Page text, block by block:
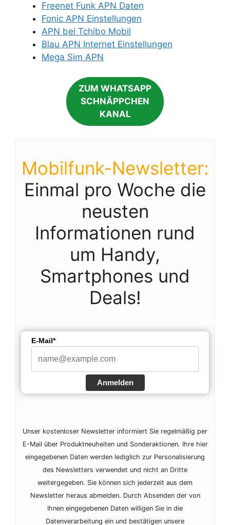
Freenet Funk APN Daten
Fonic APN Einstellungen
APN bei Tchibo Mobil
Blau APN Internet Einstellungen
Mega Sim APN
ZUM WHATSAPP
SCHNÄPPCHEN
KANAL
Mobilfunk-Newsletter:
Einmal pro Woche die
neusten
Informationen rund
um Handy,
Smartphones und
Deals!
E-Mail*
Anmelden
Unser kostenloser Newsletter informiert Sie regelmäßig per
E-Mail über Produktneuheiten und Sonderaktionen. Ihre hier
eingegebenen Daten werden lediglich zur Personalisierung
des Newsletters verwendet und nicht an Dritte
weitergegeben. Sie können sich jederzeit aus dem
Newsletter heraus abmelden. Durch Absenden der von
Ihnen eingegebenen Daten willigen Sie in die
Datenverarbeitung ein und bestätigen unsere